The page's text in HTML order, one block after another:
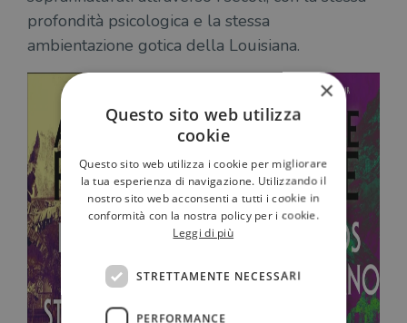
profondità psicologica e la stessa
ambientazione gotica della Louisiana.
×
Questo sito web utilizza
cookie
Questo sito web utilizza i cookie per migliorare
la tua esperienza di navigazione. Utilizzando il
nostro sito web acconsenti a tutti i cookie in
conformità con la nostra policy per i cookie.
Leggi di più
STRETTAMENTE NECESSARI
PERFORMANCE